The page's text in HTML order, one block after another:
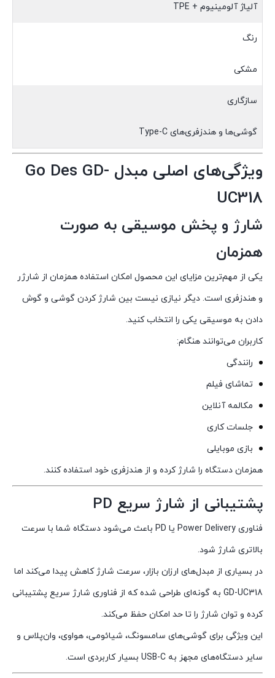
آلیاژ آلومینیوم + TPE
رنگ
مشکی
سازگاری
گوشی‌ها و هندزفری‌های Type-C
ویژگی‌های اصلی مبدل Go Des GD-
UC318
شارژ و پخش موسیقی به صورت
همزمان
یکی از مهم‌ترین مزایای این محصول امکان استفاده همزمان از شارژر
و هندزفری است. دیگر نیازی نیست بین شارژ کردن گوشی و گوش
دادن به موسیقی یکی را انتخاب کنید.
کاربران می‌توانند هنگام:
رانندگی
تماشای فیلم
مکالمه آنلاین
جلسات کاری
بازی موبایلی
همزمان دستگاه را شارژ کرده و از هندزفری خود استفاده کنند.
پشتیبانی از شارژ سریع PD
فناوری Power Delivery یا PD باعث می‌شود دستگاه شما با سرعت
بالاتری شارژ شود.
در بسیاری از مبدل‌های ارزان بازار، سرعت شارژ کاهش پیدا می‌کند اما
GD-UC318 به گونه‌ای طراحی شده که از فناوری شارژ سریع پشتیبانی
کرده و توان شارژ را تا حد امکان حفظ می‌کند.
این ویژگی برای گوشی‌های سامسونگ، شیائومی، هواوی، وان‌پلاس و
سایر دستگاه‌های مجهز به USB-C بسیار کاربردی است.